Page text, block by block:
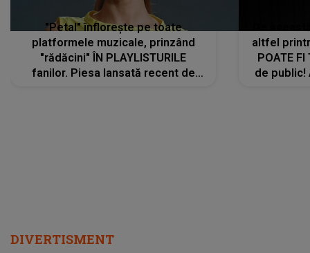
"Petal" înflorește pe toate
platformele muzicale, prinzând
"rădăcini" ÎN PLAYLISTURILE
fanilor. Piesa lansată recent de
altfel
POATE FI
de public!
DIVERTISMENT